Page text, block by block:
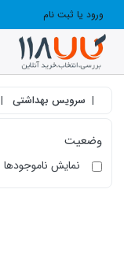
ورود یا ثبت نام
سرویس بهداشتی
وضعیت
نمایش ناموجودها